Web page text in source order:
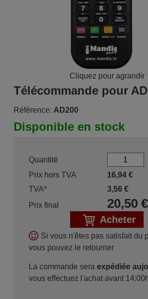
Cliquez pour agrandir
Télécommande pour
Référence: AD200
Disponible en stock
Quantité
Prix hors TVA
16,94€
TVA*
3,56€
Prix final
20,50€
Acheter
Si vous n'êtes pas satisfait du
vous pouvez le retourner
La commande sera expédiée
vous effectuez l'achat avant